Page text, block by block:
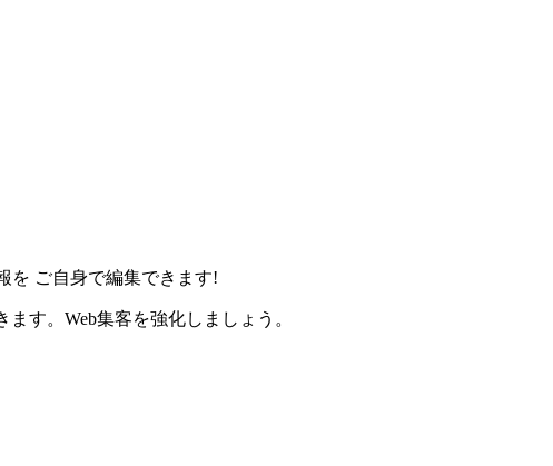
を ご自身で編集できます!
す。Web集客を強化しましょう。